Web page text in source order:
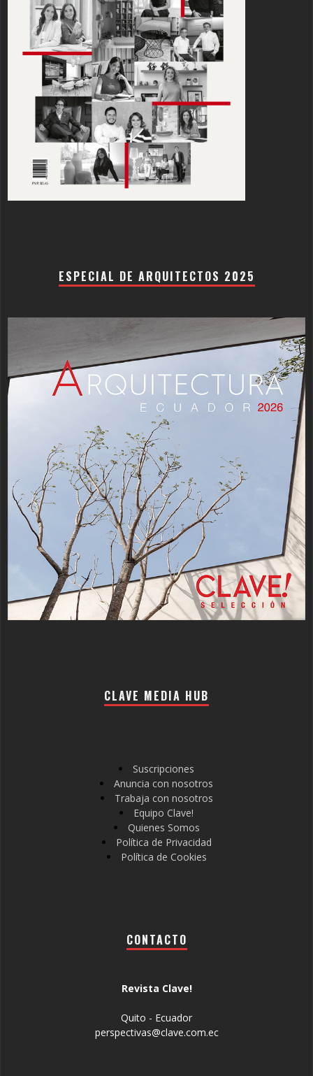
ESPECIAL DE ARQUITECTOS 2025
CLAVE MEDIA HUB
Suscripciones
Anuncia con nosotros
Trabaja con nosotros
Equipo Clave!
Quienes Somos
Política de Privacidad
Política de Cookies
CONTACTO
Revista Clave!
Quito - Ecuador
perspectivas@clave.com.ec